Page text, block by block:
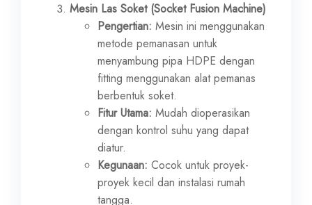
Mesin Las Soket (Socket Fusion Machine)
Pengertian: Mesin ini menggunakan
metode pemanasan untuk
menyambung pipa HDPE dengan
fitting menggunakan alat pemanas
berbentuk soket.
Fitur Utama: Mudah dioperasikan
dengan kontrol suhu yang dapat
diatur.
Kegunaan: Cocok untuk proyek-
proyek kecil dan instalasi rumah
tangga.